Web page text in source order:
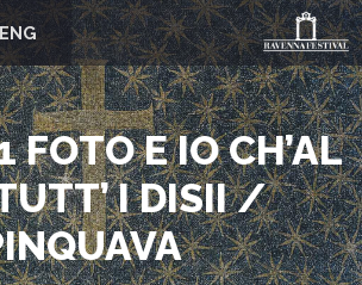
ENG
E IO CH’AL
I DISII /